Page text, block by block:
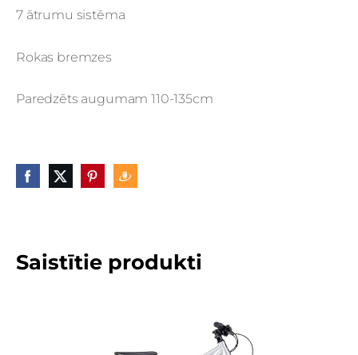
7 ātrumu sistēma
Rokas bremzes
Paredzēts augumam 110-135cm
Saistītie produkti